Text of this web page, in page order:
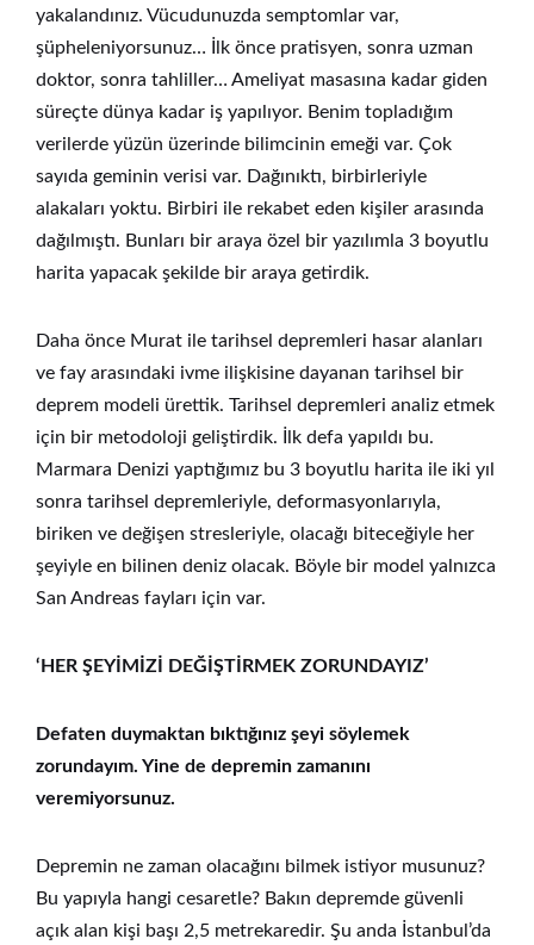
yakalandınız. Vücudunuzda semptomlar var,
şüpheleniyorsunuz… İlk önce pratisyen, sonra uzman
doktor, sonra tahliller… Ameliyat masasına kadar giden
süreçte dünya kadar iş yapılıyor. Benim topladığım
verilerde yüzün üzerinde bilimcinin emeği var. Çok
sayıda geminin verisi var. Dağınıktı, birbirleriyle
alakaları yoktu. Birbiri ile rekabet eden kişiler arasında
dağılmıştı. Bunları bir araya özel bir yazılımla 3 boyutlu
harita yapacak şekilde bir araya getirdik.
Daha önce Murat ile tarihsel depremleri hasar alanları
ve fay arasındaki ivme ilişkisine dayanan tarihsel bir
deprem modeli ürettik. Tarihsel depremleri analiz etmek
için bir metodoloji geliştirdik. İlk defa yapıldı bu.
Marmara Denizi yaptığımız bu 3 boyutlu harita ile iki yıl
sonra tarihsel depremleriyle, deformasyonlarıyla,
biriken ve değişen stresleriyle, olacağı biteceğiyle her
şeyiyle en bilinen deniz olacak. Böyle bir model yalnızca
San Andreas fayları için var.
‘HER ŞEYİMİZİ DEĞİŞTİRMEK ZORUNDAYIZ’
Defaten duymaktan bıktığınız şeyi söylemek
zorundayım. Yine de depremin zamanını
veremiyorsunuz.
Depremin ne zaman olacağını bilmek istiyor musunuz?
Bu yapıyla hangi cesaretle? Bakın depremde güvenli
açık alan kişi başı 2,5 metrekaredir. Şu anda İstanbul’da